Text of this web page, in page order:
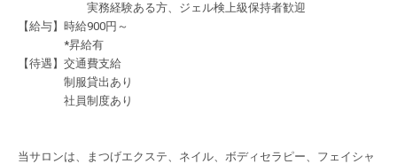
実務経験ある方、ジェル検上級保持者歓迎
【給与】時給900円～
*昇給有
【待遇】交通費支給
制服貸出あり
社員制度あり
当サロンは、まつげエクステ、ネイル、ボディセラピー、フェイシャ